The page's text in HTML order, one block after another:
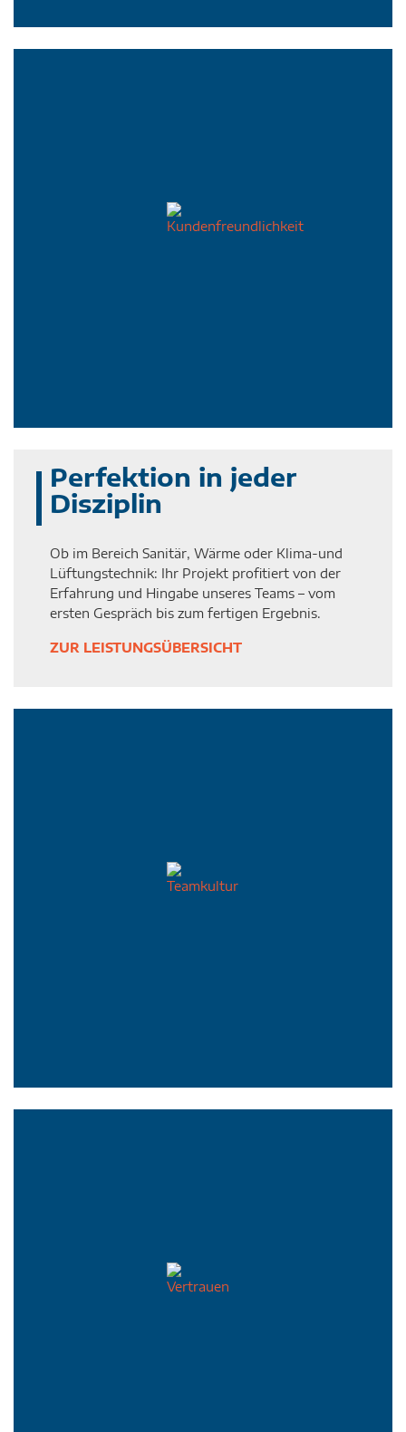
Perfektion in jeder
Disziplin
Ob im Bereich Sanitär, Wärme oder Klima-und
Lüftungstechnik: Ihr Projekt profitiert von der
Erfahrung und Hingabe unseres Teams – vom
ersten Gespräch bis zum fertigen Ergebnis.
ZUR LEISTUNGSÜBERSICHT